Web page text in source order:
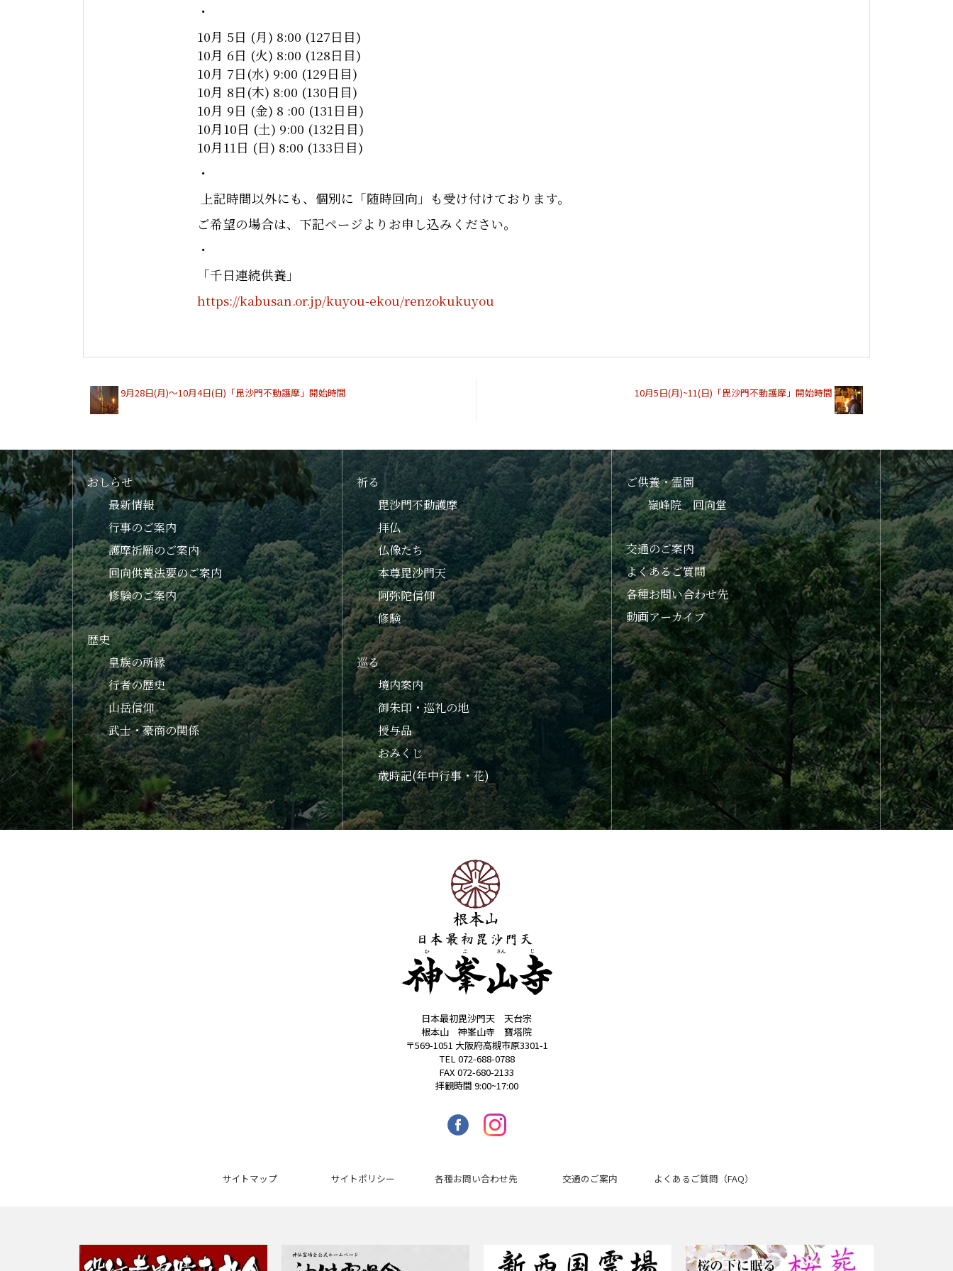
・
10月 5日 (月) 8:00 (127日目)
10月 6日 (火) 8:00 (128日目)
10月 7日(水) 9:00 (129日目)
10月 8日(木) 8:00 (130日目)
10月 9日 (金) 8 :00 (131日目)
10月10日 (土) 9:00 (132日目)
10月11日 (日) 8:00 (133日目)
・
上記時間以外にも、個別に「随時回向」も受け付けております。
ご希望の場合は、下記ページよりお申し込みください。
・
「千日連続供養」
https://kabusan.or.jp/kuyou-ekou/renzokukuyou
9月28日(月)〜10月4日(日)「毘沙門不動護摩」開始時間 10月5日(月)~11(日)「毘沙門不動護摩」開始時間
おしらせ
最新情報
行事のご案内
護摩祈願のご案内
回向供養法要のご案内
修験のご案内
歴史
皇族の所縁
行者の歴史
山岳信仰
武士・豪商の関係
祈る
毘沙門不動護摩
拝仏
仏像たち
本尊毘沙門天
阿弥陀信仰
修験
巡る
境内案内
御朱印・巡礼の地
授与品
おみくじ
歳時記(年中行事・花)
ご供養・霊園
嶺峰院 回向堂
交通のご案内
よくあるご質問
各種お問い合わせ先
動画アーカイブ
日本最初毘沙門天 天台宗
根本山 神峯山寺 寶塔院
〒569-1051 大阪府高槻市原3301-1
TEL 072-688-0788
FAX 072-680-2133
拝観時間 9:00~17:00
サイトマップ サイトポリシー 各種お問い合わせ先 交通のご案内 よくあるご質問（FAQ）